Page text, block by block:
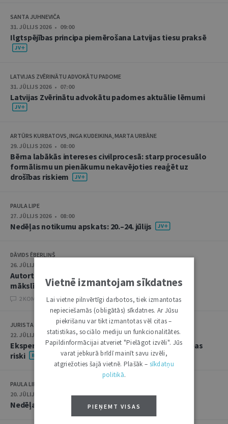
SANTA JUHNEVIČA
31. JŪLIJS 2026 • 09:00
Ilgtspējības principa piemērošana Latvijas tiesu praksē
LATVIJAS ZVĒRINĀTU ADVOKĀTU PADOME
31. JŪLIJS 2026 • 07:00
Latvijas Zvērinātu advokātu padomes aktuālie lēmumi
ARTŪRS KURBATOVS, INGA KUDEIKINA, MARTA URBĀNE
29. JŪLIJS 2026 • 08:00
Bērna labākās intereses civilprocesā: starp procesuālo
formālismu un pienākumu nekavējoties reaģēt uz
drošības riskiem
PAULA LIPE
27. JŪLIJS 2026 • 08:00
Nedēļas notikumu apskats: 20.–24. jūlijs
DĀVIDS ĒBERLIŅŠ
26. JŪLIJS 2026 • 08:00
Autortiesību subjekta un objekta juridiskie aspekti
mākslīgā intelekta kontekstā
2 KOMENTĀRI
JURISTA VĀRDS
22. JŪLIJS 2026 • 14:00
Ekspertu saruna jūlijā: krimināltiesības un būvniecības
riski
PAULA LIPE
20. JŪLIJS 2026 • 16:05
Nedēļas notikumu apskats: 13.–17. jūlijs
Vietnē izmantojam sīkdatnes
Lai vietne pilnvērtīgi darbotos, tiek izmantotas
nepieciešamās (obligātās) sīkdatnes. Ar Jūsu
piekrišanu var tikt izmantotas vēl citas –
statistikas, sociālo mediju un funkcionalitātes.
Papildinformācijai atveriet "Pielāgot izvēli". Jūs
varat jebkurā brīdī mainīt savu izvēli,
atgriežoties šajā vietnē. Plašāk – sīkdatņu
politikā.
PIEŅEMT VISAS